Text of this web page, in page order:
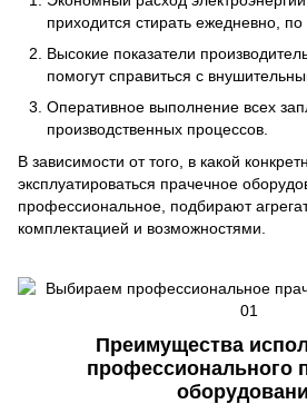
приходится стирать ежедневно, по
Высокие показатели
помогут справиться с
Оперативное выполнение всех
производственных процессов.
В зависимости от того, в какой
эксплуатироваться прачечное
профессиональное, подбирают
комплектацией и возможностями.
Преимущества
профессионального